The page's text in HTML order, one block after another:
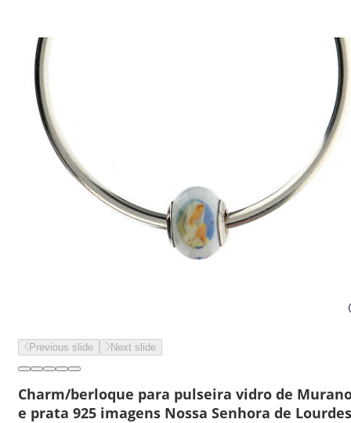
Previous slide Next slide
Charm/berloque para pulseira vidro de
e prata 925 imagens Nossa Senhora de Lourdes